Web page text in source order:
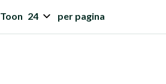
Toon per pagina